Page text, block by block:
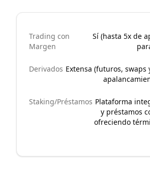
Trading con
Margen
Sí (hasta 5x de
Derivados Extensa (futuros, swaps
Staking/Préstamos Plataforma
y préstamos
ofreciendo